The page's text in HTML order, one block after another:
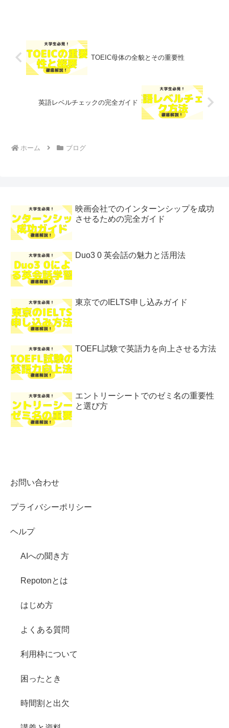
TOEIC母体の全貌とその重要性
英語レベルチェックの完全ガイド
ホーム ブログ
映画会社でのインターンシップを成功
させるための完全ガイド
Duo3 0 英会話の魅力と活用法
東京でのIELTS申し込みガイド
TOEFL試験で英語力を向上させる方法
エントリーシートでのゼミ名の重要性
と選び方
お問い合わせ
プライバシーポリシー
ヘルプ
AIへの聞き方
Repotonとは
はじめ方
よくある質問
利用枠について
困ったとき
時間割と出欠